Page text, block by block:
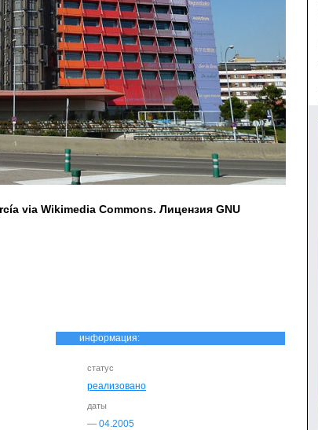
via Wikimedia Commons. Лицензия GNU
информация:
статус
реализовано
даты
— 04.2005